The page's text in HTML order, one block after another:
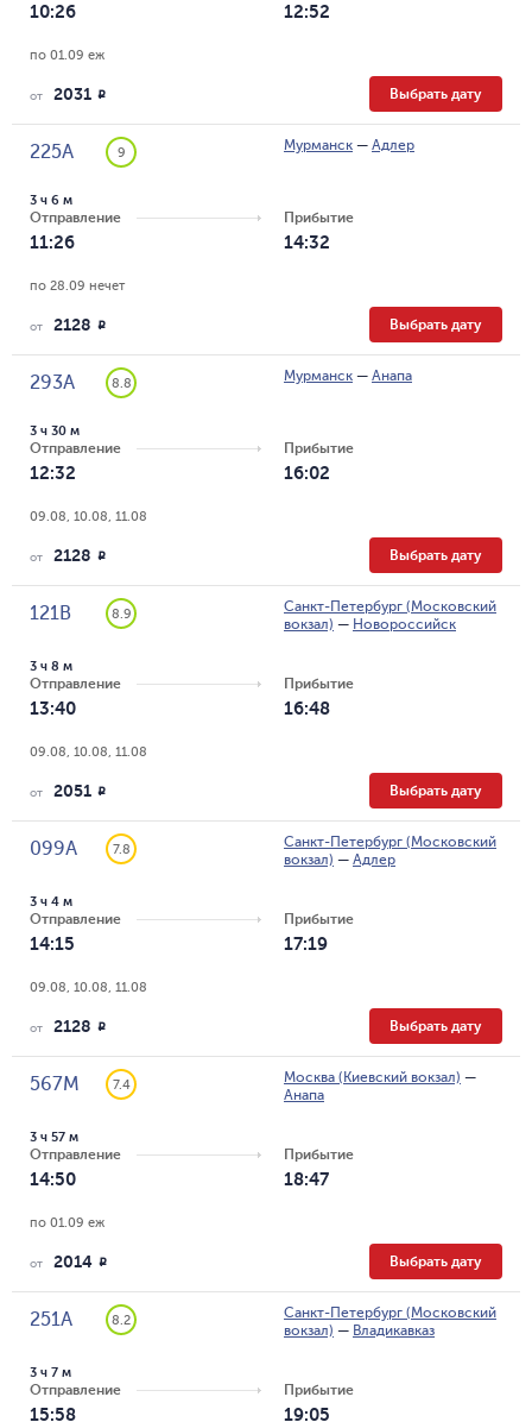
10:26 12:52
по 01.09 еж
от 2031 R Выбрать дату
225А 9 Мурманск — Адлер
Отправление
11:26
3 ч 6 м
Прибытие
14:32
по 28.09 нечет
от 2128 R Выбрать дату
293А 8.8 Мурманск — Анапа
Отправление
12:32
3 ч 30 м
Прибытие
16:02
09.08, 10.08, 11.08
от 2128 R Выбрать дату
121В 8.9
Санкт-Петербург (Московский
вокзал) — Новороссийск
Отправление
13:40
3 ч 8 м
Прибытие
16:48
09.08, 10.08, 11.08
от 2051 R Выбрать дату
099А 7.8
Санкт-Петербург (Московский
вокзал) — Адлер
Отправление
14:15
3 ч 4 м
Прибытие
17:19
09.08, 10.08, 11.08
от 2128 R Выбрать дату
567М 7.4 Москва (Киевский вокзал) —
Анапа
Отправление
14:50
3 ч 57 м
Прибытие
18:47
по 01.09 еж
от 2014 R Выбрать дату
251А 8.2
Санкт-Петербург (Московский
вокзал) — Владикавказ
Отправление
15:58
3 ч 7 м
Прибытие
19:05